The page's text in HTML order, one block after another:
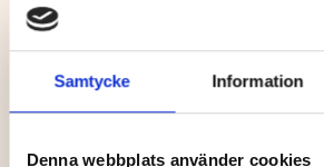
Samtycke Information
Denna webbplats använder cookies
Storrisbergsgrottorna. Foto: Frida
Storrisbergsgrottorna